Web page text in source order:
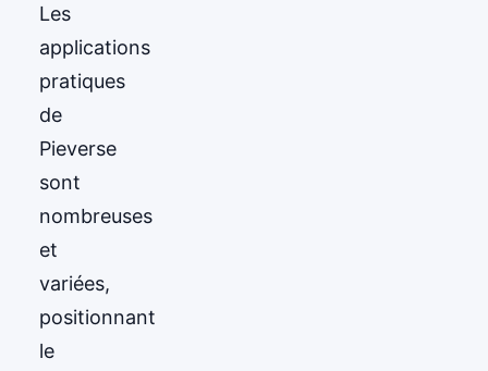
Les
applications
pratiques
de
Pieverse
sont
nombreuses
et
variées,
positionnant
le